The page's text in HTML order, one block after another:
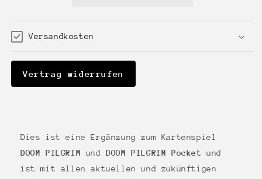
Versandkosten
Vertrag widerrufen
Dies ist eine Ergänzung zum Kartenspiel
DOOM PILGRIM undDOOM PILGRIM Pocket
und
ist mit allen aktuellen und zukünftigen